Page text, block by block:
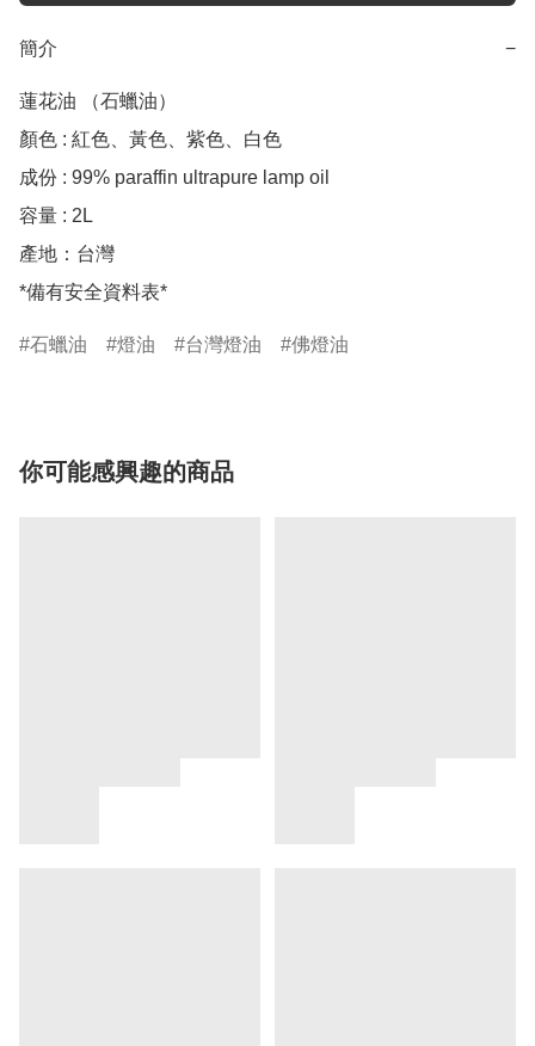
簡介 −
蓮花油 （石蠟油）
顏色 : 紅色、黃色、紫色、白色
成份 : 99% paraffin ultrapure lamp oil
容量 : 2L
產地：台灣
*備有安全資料表*
石蠟油 燈油 台灣燈油 佛燈油
你可能感興趣的商品